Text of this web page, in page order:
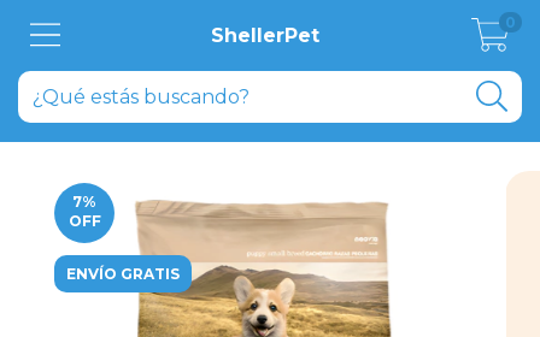
ShellerPet
0
7%
OFF
ENVÍO GRATIS